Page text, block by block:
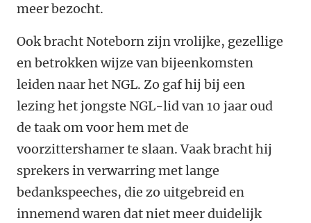
meer bezocht.
Ook bracht Noteborn zijn vrolijke, gezellige
en betrokken wijze van bijeenkomsten
leiden naar het NGL. Zo gaf hij bij een
lezing het jongste NGL-lid van 10 jaar oud
de taak om voor hem met de
voorzittershamer te slaan. Vaak bracht hij
sprekers in verwarring met lange
bedankspeeches, die zo uitgebreid en
innemend waren dat niet meer duidelijk